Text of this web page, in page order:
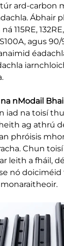
ard-carbon
Ábhair
115RE,
agus
na nModail
iad na toisí
ag athrú
phróisis
Chun
leith a fháil,
nó doiciméid